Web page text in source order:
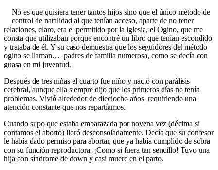
No es que quisiera tener tantos hijos sino que el único método de
control de natalidad al que tenían acceso, aparte de no tener
relaciones, claro, era el permitido por la iglesia, el Ogino, que me
consta que utilizaban porque encontré un libro que tenían escondido
y trataba de él. Y su caso demuestra que los seguidores del método
ogino se llaman… padres de familia numerosa, como se decía con
guasa en mi juventud.
Después de tres niñas el cuarto fue niño y nació con parálisis
cerebral, aunque ella siempre dijo que los primeros días no tenía
problemas. Vivió alrededor de dieciocho años, requiriendo una
atención constante que nos repartíamos.
Cuando supo que estaba embarazada por novena vez (décima si
contamos el aborto) lloró desconsoladamente. Decía que su confesor
le había dado permiso para abortar, que ya había cumplido de sobra
con su función reproductora. ¡Como si fuera tan sencillo! Tuvo una
hija con síndrome de down y casi muere en el parto.